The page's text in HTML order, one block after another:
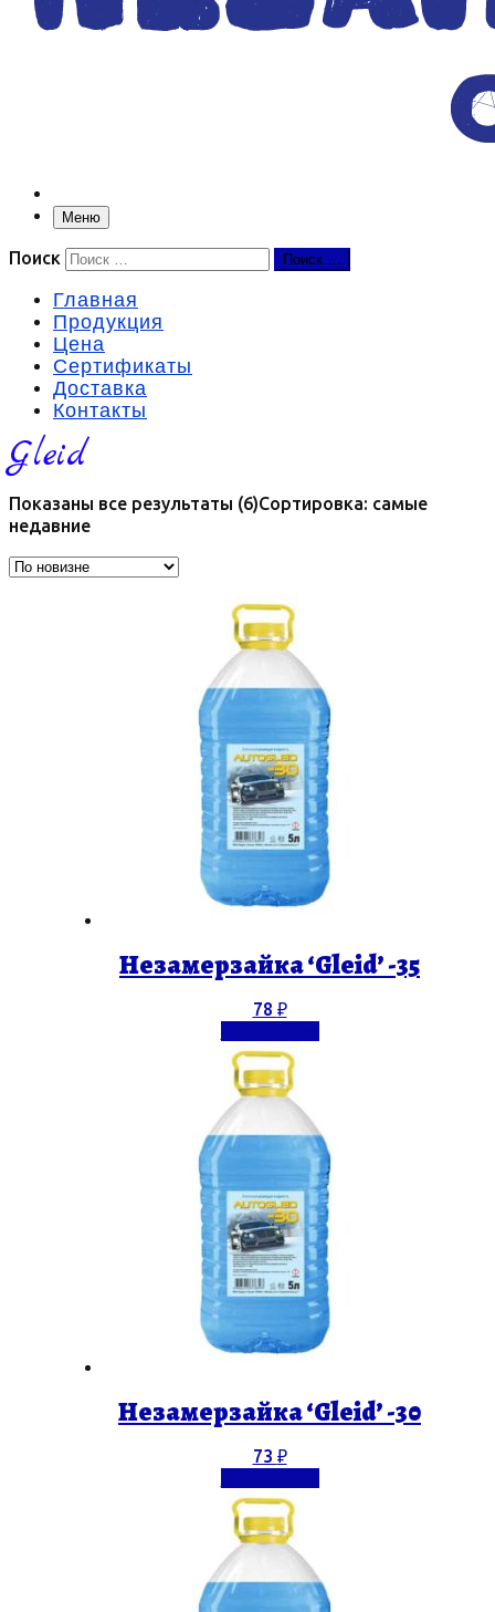
Меню
Поиск Поиск …
Главная
Продукция
Цена
Сертификаты
Доставка
Контакты
Gleid
Показаны все результаты (6)Сортировка: самые
недавние
Незамерзайка ‘Gleid’ -35
78 ₽
Незамерзайка ‘Gleid’ -30
73 ₽